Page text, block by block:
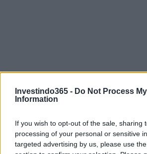
Investindo365 - Do Not Process
Information
If you wish to opt-out of the sale, sharing
processing of your personal or sensitive
targeted advertising by us, please use